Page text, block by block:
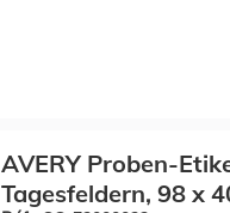
AVERY Proben-
Tagesfeldern, 98 x